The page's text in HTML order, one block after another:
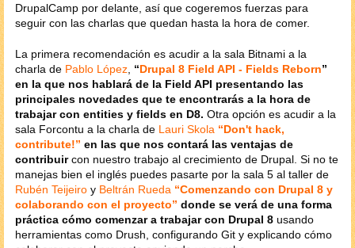
DrupalCamp por delante, así que cogeremos fuerzas para
seguir con las charlas que quedan hasta la hora de comer.
La primera recomendación es acudir a la sala Bitnami a la
charla de Pablo López “Drupal 8 Field API - Fields Reborn”
en la que nos hablará de la Field API presentando las
principales novedades que te encontrarás a la hora de
trabajar con entities y fields en D8. Otra opción es acudir a la
sala Forcontu a la charla de Lauri Skola “Don't hack,
contribute!” en las que nos contará las ventajas de
contribuircon nuestro trabajo al crecimiento de Drupal. Si no te
manejas bien el inglés puedes pasarte por la sala 5 al taller de
Rubén Teijeiro y Beltrán Rueda “Comenzando con Drupal 8 y
colaborando con el proyecto” donde se verá de una forma
práctica cómo comenzar a trabajar con Drupal 8 usando
herramientas como Drush, configurando Git y explicando cómo